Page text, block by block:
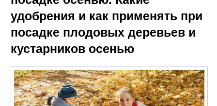
удобрения и как применять при
посадке плодовых деревьев и
кустарников осенью